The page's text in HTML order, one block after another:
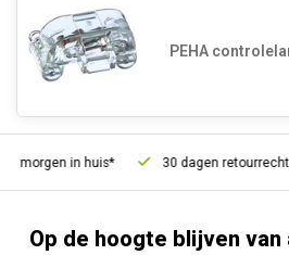
PEHA
morgen in huis* 30 dagen retourrecht
Op de hoogte blijven